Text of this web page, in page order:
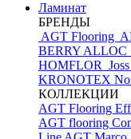
Ламинат
БРЕНДЫ
AGT Flooring
BERRY ALLOC
HOMFLOR
KRONOTEX
КОЛЛЕКЦИИ
AGT Flooring
AGT flooring